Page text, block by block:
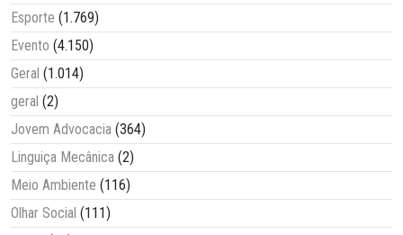
Esporte (1.769)
Evento (4.150)
Geral (1.014)
geral (2)
Jovem Advocacia (364)
Linguiça Mecânica (2)
Meio Ambiente (116)
Olhar Social (111)